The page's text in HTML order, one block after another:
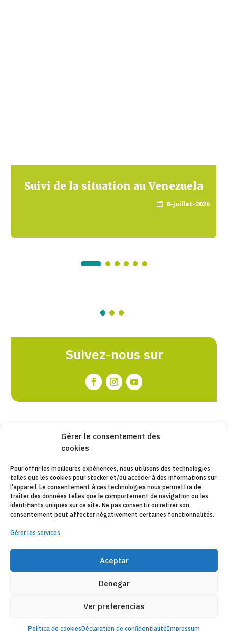
Gérer le consentement des
cookies
Pour offrir les meilleures expériences, nous utilisons des technologies
telles que les cookies pour stocker et/ou accéder à des informations sur
l'appareil. Le consentement à ces technologies nous permettra de
traiter des données telles que le comportement de navigation ou les
identifiants uniques sur ce site. Ne pas consentir ou retirer son
consentement peut affecter négativement certaines fonctionnalités.
Gérer les services
Aceptar
Denegar
Ver preferencias
Política de cookiesDéclaration de confidentialitéImpressum
Suivi de la situation au Venezuela
 8-juillet-2026
Suivez-nous sur
Copyleft 2025
AVIS JURIDIQUE
POLÍTIQUE DE CONFIDENTIALITÉ
ENTITÉS COLLABORATRICES